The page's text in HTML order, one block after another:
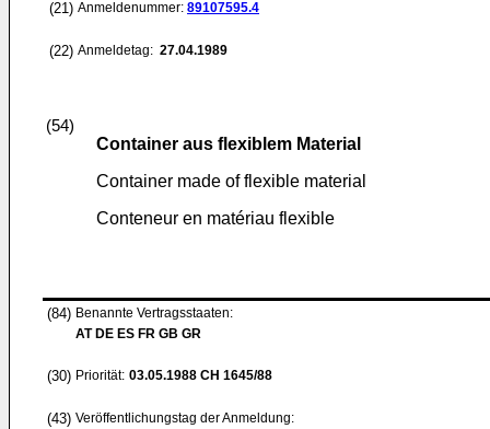
(21) Anmeldenummer: 89107595.4
(22) Anmeldetag: 27.04.1989
(54)
Container aus flexiblem Material
Container made of flexible material
Conteneur en matériau flexible
(84) Benannte Vertragsstaaten:
AT DE ES FR GB GR
(30) Priorität: 03.05.1988 CH 1645/88
(43) Veröffentlichungstag der Anmeldung: